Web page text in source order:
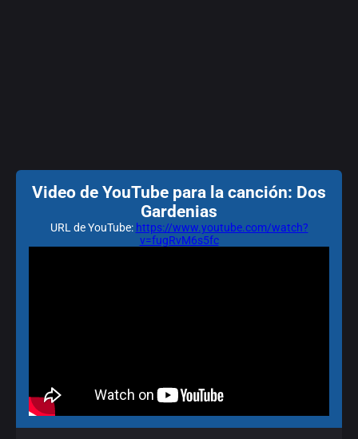
Video de YouTube para la canción: Dos
Gardenias
URL de YouTube: https://www.youtube.com/watch?
v=fugRvM6s5fc